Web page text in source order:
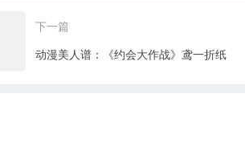
下一篇
动漫美人谱：《约会大作战》鸢一折纸